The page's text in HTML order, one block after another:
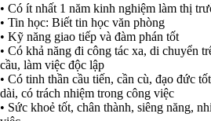
• Có ít nhất 1 năm kinh nghiệm làm thị
• Tin học: Biết tin học văn phòng
• Kỹ năng giao tiếp và đàm phán tốt
• Có khả năng đi công tác xa, di chuyển
cầu, làm việc độc lập
• Có tinh thần cầu tiến, cần cù, đạo đức
dài, có trách nhiệm trong công việc
• Sức khoẻ tốt, chân thành, siêng năng,